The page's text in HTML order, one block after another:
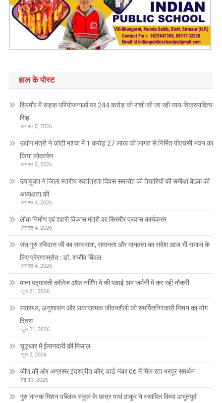
हाल के पोस्ट
सिरमौर में सड़क परियोजनाओं पर 244 करोड़ की राशी की जा रही व्यय-विक्रमादित्य
सिंह
अगस्त 5, 2026
उद्योग मंत्री ने कांटी मशवा में 1 करोड़ 27 लाख की लागत से निर्मित पीएचसी भवन का
किया लोकार्पण
अगस्त 5, 2026
उपायुक्त ने जिला स्तरीय स्वतंत्रता दिवस समारोह की तैयारियों की समीक्षा बैठक की
अध्यक्षता की
अगस्त 4, 2026
लोक निर्माण एवं शहरी विकास मंत्री का सिरमौर प्रवास कार्यक्रम
अगस्त 4, 2026
संत गुरु रविदास जी का समरसता, समानता और मानवता का संदेश आज भी समाज के
लिए प्रेरणास्रोत : डॉ. राजीव बिंदल
अगस्त 4, 2026
माता पद्मावती कॉलेज ऑफ़ नर्सिंग में की पढाई अब जर्मनी में कर रही नौकरी
जून 21, 2026
स्वास्थ्य, अनुशासन और सकारात्मक जीवनशैली को समर्पितनिरंकारी मिशन का योग
दिवस
जून 21, 2026
चूड़धार में ईमानदारी की मिसाल
जून 2, 2026
जीत की ओर अग्रसर इंदरप्रीत कौर, वार्ड नंबर 06 में मिल रहा भरपूर समर्थन
मई 13, 2026
गुरु नानक मिशन पब्लिक स्कूल के छात्र पार्थ ठाकुर ने स्थापित किया अभूतपूर्व